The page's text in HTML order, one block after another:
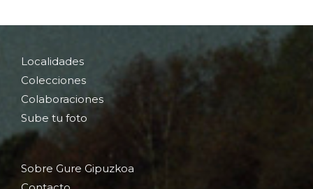
Localidades
Colecciones
Colaboraciones
Sube tu foto
Sobre Gure Gipuzkoa